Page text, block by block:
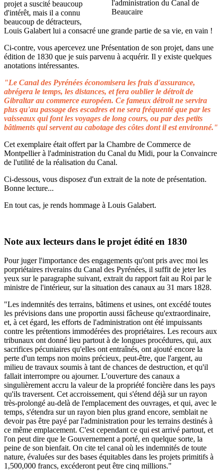
projet a suscité beaucoup
d'intérêt, mais il a connu
beaucoup de détracteurs,
Louis Galabert lui a consacré une grande partie de sa vie, en vain !
Ci-contre, vous apercevez une Présentation de son projet, dans une
édition de 1830 que je suis parvenu à acquérir. Il y existe quelques
anotations intéressantes.
"Le Canal des Pyrénées économisera les frais d'assurance,
abrégera le temps, les distances, et fera oublier le détroit de
Gibraltar au commerce européen. Ce fameux détroit ne servira
plus qu'au passage des escadres et ne sera fréquenté que par les
vaisseaux qui font les voyages de long cours, ou par des petits
bâtiments qui servent au cabotage des côtes dont il est environné."
Cet exemplaire était offert par la Chambre de Commerce de
Montpellier à l'administration du Canal du Midi, pour la Convaincre
de l'utilité de la réalisation du Canal.
Ci-dessous, vous disposez d'un extrait de la note de présentation.
Bonne lecture...
En tout cas, je rends hommage à Louis Galabert.
Note aux lecteurs dans le projet édité en 1830
Pour juger l'importance des engagements qu'ont pris avec moi les
porpriétaires riverains du Canal des Pyrénées, il suffit de jeter les
yeux sur le paragraphe suivant, extrait du rapport fait au Roi par le
ministre de l'intérieur, sur la situation des canaux au 31 mars 1828.
"Les indemnités des terrains, bâtimens et usines, ont excédé toutes
les prévisions dans une proportin aussi fâcheuse qu'extraordinaire,
et, à cet égard, les efforts de l'administration ont été impuissants
contre les prétentions immodérées des propriétaires. Les recours aux
tribunaux ont donné lieu partout à de longues procédures, qui, aux
sacrifices pécuniaires qu'elles ont entraînés, ont ajouté encore la
perte d'un temps non moins précieux, peut-être, que l'argent, au
milieu de travaux soumis à tant de chances de destruction, et qu'il
fallait interrompre ou ajourner. L'ouverture des canaux a
singulièrement accru la valeur de la propriété foncière dans les pays
qu'ils traversent. Cet accroissement, qui s'étend déjà sur un rayon
très-prolongé au-delà de l'emplacement des ouvrages, et qui, avec le
temps, s'étendra sur un rayon bien plus grand encore, semblait ne
devoir pas être payé par l'administration pour les terrains destinés à
ce même emplacement. C'est cependant ce qui est arrivé partout, et
l'on peut dire que le Gouvernement a porté, en quelque sorte, la
peine de son bienfait. On cite tel canal où les indemnités de toute
nature, évaluées sur des bases équitables dans les projets primitifs à
1,500,000 francs, excéderont peut être cinq millions."